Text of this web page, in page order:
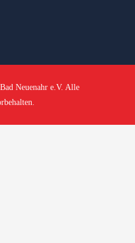
Neuenahr e.V. Alle